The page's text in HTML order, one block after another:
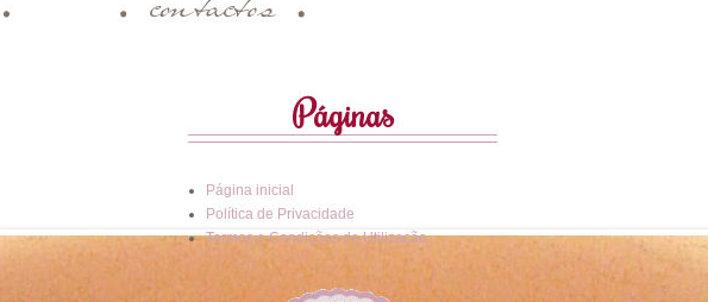
Páginas
Página inicial
Política de Privacidade
Termos e Condições de Utilização